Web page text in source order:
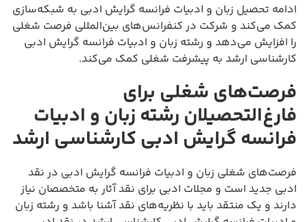
ادامه تحصیل زبان و ادبیات فرانسه گرایش ادبی به شبکه‌سازی
کمک می‌کند و شرکت در کنفرانس‌های بین‌المللی فرصت شغلی
را افزایش می‌دهد و رشته زبان و ادبیات فرانسه گرایش ادبی
کارشناسی ارشد به پیشرفت شغلی کمک می‌کند.
فرصت‌های شغلی برای
فارغ‌التحصیلان رشته زبان و ادبیات
فرانسه گرایش ادبی کارشناسی ارشد
فرصت‌های شغلی زبان و ادبیات فرانسه گرایش ادبی در نقد
ادبی جدید است و مجلات ادبی برای نقد آثار به متخصصان نیاز
دارند و یک منتقد باید با نظریه‌های نقد آشنا باشد و رشته زبان